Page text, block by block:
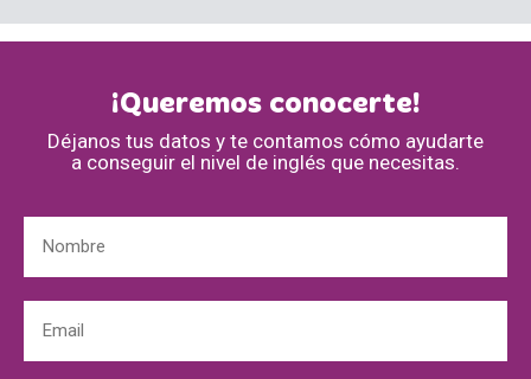
¡Queremos conocerte!
Déjanos tus datos y te contamos cómo ayudarte
a conseguir el nivel de inglés que necesitas.